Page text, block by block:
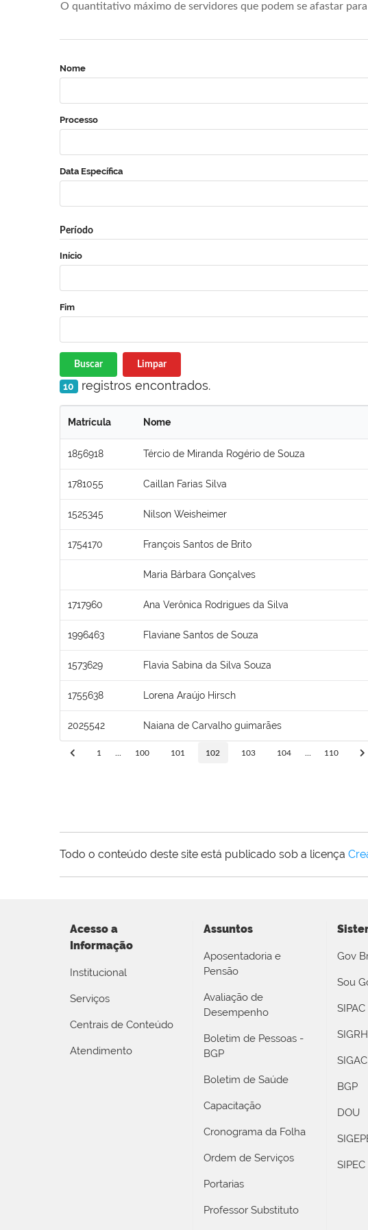
O quantitativo máximo de servidores que podem se afastar
Nome
Processo
Data Específica
Período
Início
Fim
Buscar Limpar
10 registros encontrados.
Matrícula Nome
1856918 Tércio de Miranda Rogério de Souza
1781055 Caillan Farias Silva
1525345 Nilson Weisheimer
1754170 François Santos de Brito
Maria Bárbara Gonçalves
1717960 Ana Verônica Rodrigues da Silva
1996463 Flaviane Santos de Souza
1573629 Flavia Sabina da Silva Souza
1755638 Lorena Araújo Hirsch
2025542 Naiana de Carvalho guimarães
1 100 101 102 103 104 110
Todo o conteúdo deste site está publicado sob a licença
Acesso a
Informação
Institucional
Serviços
Centrais de Conteúdo
Atendimento
Assuntos
Aposentadoria e
Pensão
Avaliação de
Desempenho
Boletim de Pessoas -
BGP
Boletim de Saúde
Capacitação
Cronograma da Folha
Ordem de Serviços
Portarias
Professor Substituto
Gov
Sou
SIPAC
SIGRH
SIGAC
BGP
DOU
SIPEC